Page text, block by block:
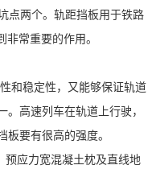
点两个。轨距挡板用于铁路
常重要的作用。
和稳定性，又能够保证轨道
高速列车在轨道上行驶，
要有很高的强度。
应力宽混凝土枕及直线地